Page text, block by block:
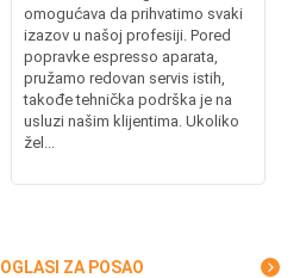
omogućava da prihvatimo svaki
izazov u našoj profesiji. Pored
popravke espresso aparata,
pružamo redovan servis istih,
takođe tehnička podrška je na
usluzi našim klijentima. Ukoliko
žel...
OGLASI ZA POSAO